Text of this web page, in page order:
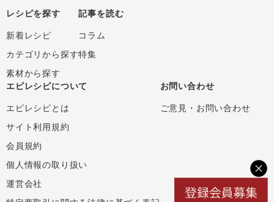
レシピを探す
新着レシピ
カテゴリから探す
素材から探す
記事を読む
コラム
特集
エピレシピについて
エピレシピとは
サイト利用規約
会員規約
個人情報の取り扱い
運営会社
お問い合わせ
ご意見・お問い合わせ